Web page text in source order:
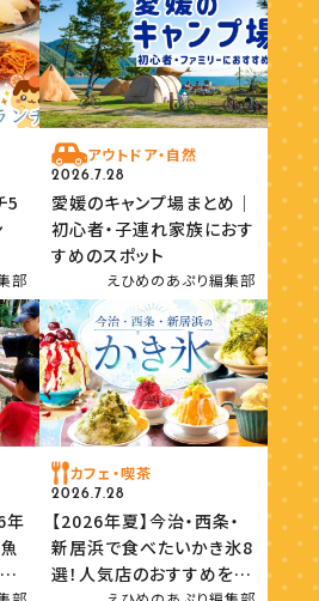
5
部
アウトドア・自然
2026.7.28
愛媛のキャンプ場まとめ｜
初心者・子連れ家族におす
すめのスポット
えひめのあぷり編集部
年
カフェ・喫茶
2026.7.28
【2026年夏】今治・西条・
新居浜で食べたいかき氷8
選！人気店のおすすめを紹